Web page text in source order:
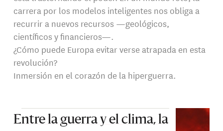
carrera por los modelos inteligentes nos obliga a
recurrir a nuevos recursos —geológicos,
científicos y financieros—.
¿Cómo puede Europa evitar verse atrapada en esta
revolución?
Inmersión en el corazón de la hiperguerra.
Entre la guerra y el clima, la